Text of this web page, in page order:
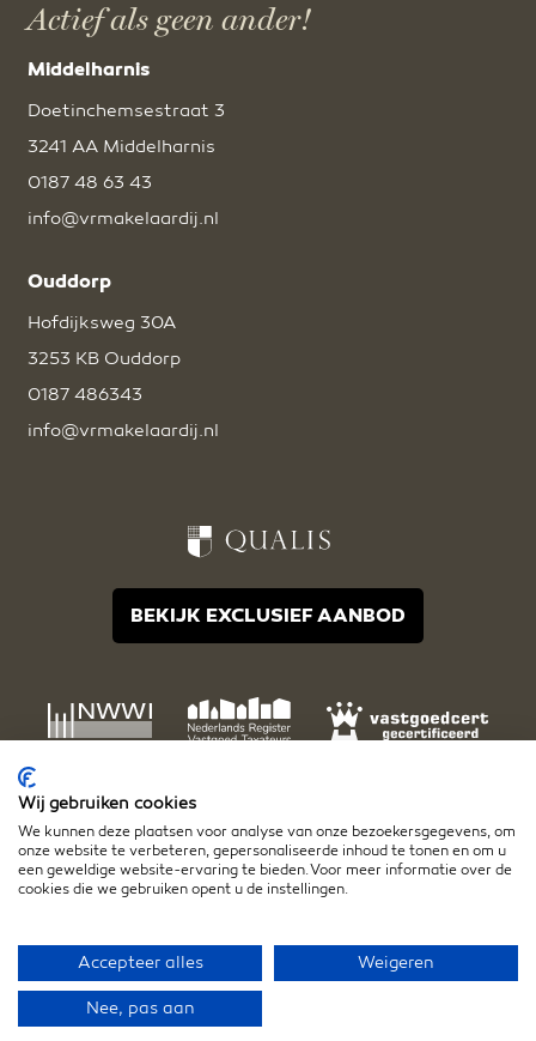
Actief als geen ander!
Middelharnis
Doetinchemsestraat 3
3241 AA Middelharnis
0187 48 63 43
info@vrmakelaardij.nl
Ouddorp
Hofdijksweg 30A
3253 KB Ouddorp
0187 486343
info@vrmakelaardij.nl
BEKIJK EXCLUSIEF AANBOD
Wij gebruiken cookies
We kunnen deze plaatsen voor analyse van onze bezoekersgegevens, om
onze website te verbeteren, gepersonaliseerde inhoud te tonen en om u
een geweldige website-ervaring te bieden. Voor meer informatie over de
cookies die we gebruiken opent u de instellingen.
Accepteer alles Weigeren
Nee, pas aan